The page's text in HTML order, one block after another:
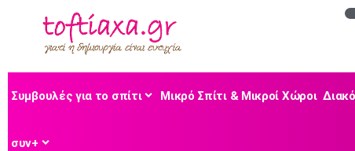
Συμβουλές για το σπίτι Μικρό Σπίτι & Μικροί Χώροι
συν+